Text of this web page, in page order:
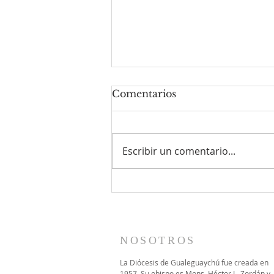
Comentarios
Escribir un comentario...
NOSOTROS
La Diócesis de Gualeguaychú fue creada en